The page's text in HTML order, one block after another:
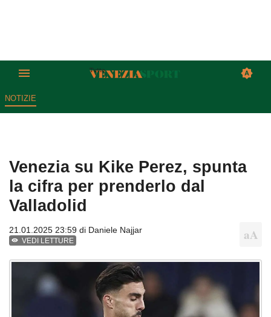
NOTIZIE
Venezia su Kike Perez, spunta
la cifra per prenderlo dal
Valladolid
21.01.2025 23:59 di Daniele Najjar
VEDI LETTURE